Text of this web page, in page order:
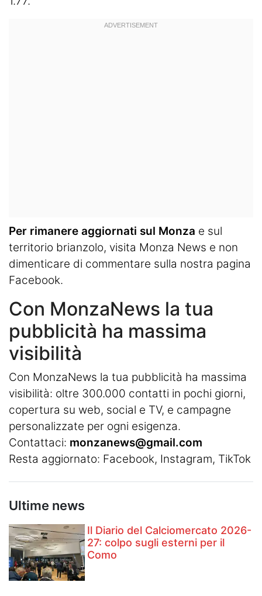
Per rimanere aggiornati sul Monza e sul
territorio brianzolo, visita Monza News e non
dimenticare di commentare sulla nostra pagina
Facebook.
Con MonzaNews la tua
pubblicità ha massima
visibilità
Con MonzaNews la tua pubblicità ha massima
visibilità: oltre 300.000 contatti in pochi giorni,
copertura su web, social e TV, e campagne
personalizzate per ogni esigenza.
Contattaci: monzanews@gmail.com
Resta aggiornato: Facebook, Instagram, TikTok
Ultime news
Il Diario del Calciomercato 2026-
27: colpo sugli esterni per il
Como